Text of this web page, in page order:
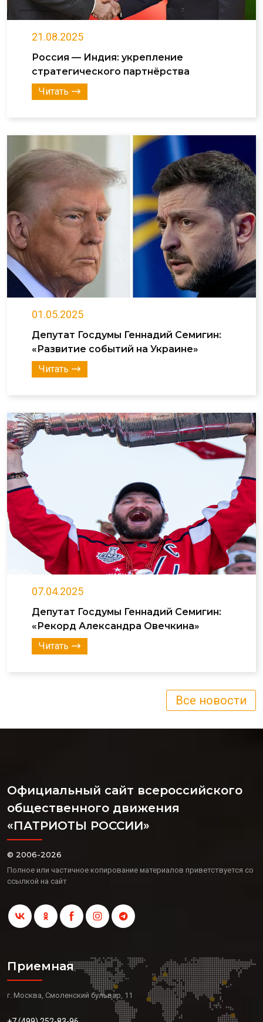
21.08.2025
Россия — Индия: укрепление
стратегического партнёрства
Читать
01.05.2025
Депутат Госдумы Геннадий Семигин:
«Развитие событий на Украине»
Читать
07.04.2025
Депутат Госдумы Геннадий Семигин:
«Рекорд Александра Овечкина»
Читать
Все новости
Официальный сайт всероссийского
общественного движения
«ПАТРИОТЫ РОССИИ»
© 2006-2026
Полное или частичное копирование материалов приветствуется со
ссылкой на сайт
Приемная
г. Москва, Смоленский бульвар, 11